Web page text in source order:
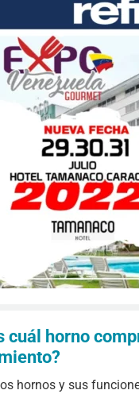
cuál horno
hornos y sus